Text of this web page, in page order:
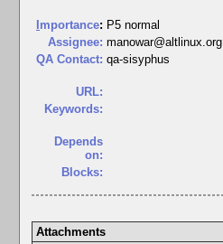
mportance: P5 normal
Assignee: manowar@altlinux.org
QA Contact: qa-sisyphus
URL:
Keywords:
Depends
on:
Blocks:
Attachments